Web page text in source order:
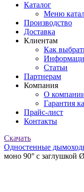
Каталог
Меню
Производство
Доставка
Клиентам
Как
Статьи
Партнерам
Компания
О
Гарантия
Прайс-лист
Контакты
Скачать
Одностенные
моно 90° с заглушкой